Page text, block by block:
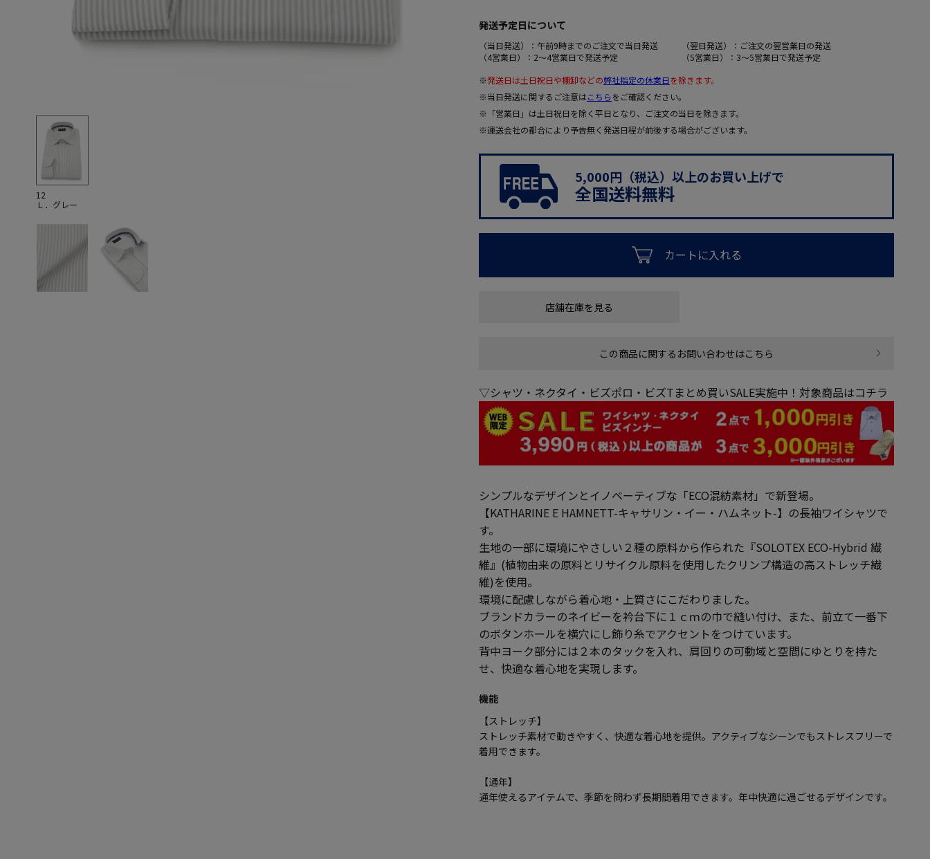
12
Ｌ．グレー
発送予定日について
（当日発送）：午前9時までのご注文で当日発送
（翌日発送）：ご注文の翌営業日の発送
（4営業日）：2～4営業日で発送予定
（5営業日）：3～5営業日で発送予定
※発送日は土日祝日や棚卸などの弊社指定の休業日を除きます。
※当日発送に関するご注意はこちらをご確認ください。
※「営業日」は土日祝日を除く平日となり、ご注文の当日を除きます。
※運送会社の都合により予告無く発送日程が前後する場合がございます。
5,000円（税込）以上のお買い上げで
全国送料無料
カートに入れる
店舗在庫を見る
この商品に関するお問い合わせはこちら
▽シャツ・ネクタイ・ビズポロ・ビズTまとめ買いSALE実施中！対象商品はコチラ
シンプルなデザインとイノベーティブな「ECO混紡素材」で新登場。
【KATHARINE E HAMNETT-キャサリン・イー・ハムネット-】の長袖ワイシャツで
す。
生地の一部に環境にやさしい２種の原料から作られた『SOLOTEX ECO-Hybrid 繊
維』(植物由来の原料とリサイクル原料を使用したクリンプ構造の高ストレッチ繊
維)を使用。
環境に配慮しながら着心地・上質さにこだわりました。
ブランドカラーのネイビーを衿台下に１ｃｍの巾で縫い付け、また、前立て一番下
のボタンホールを横穴にし飾り糸でアクセントをつけています。
背中ヨーク部分には２本のタックを入れ、肩回りの可動域と空間にゆとりを持た
せ、快適な着心地を実現します。
機能
【ストレッチ】
ストレッチ素材で動きやすく、快適な着心地を提供。アクティブなシーンでもストレスフリーで
着用できます。
【通年】
通年使えるアイテムで、季節を問わず長期間着用できます。年中快適に過ごせるデザインです。